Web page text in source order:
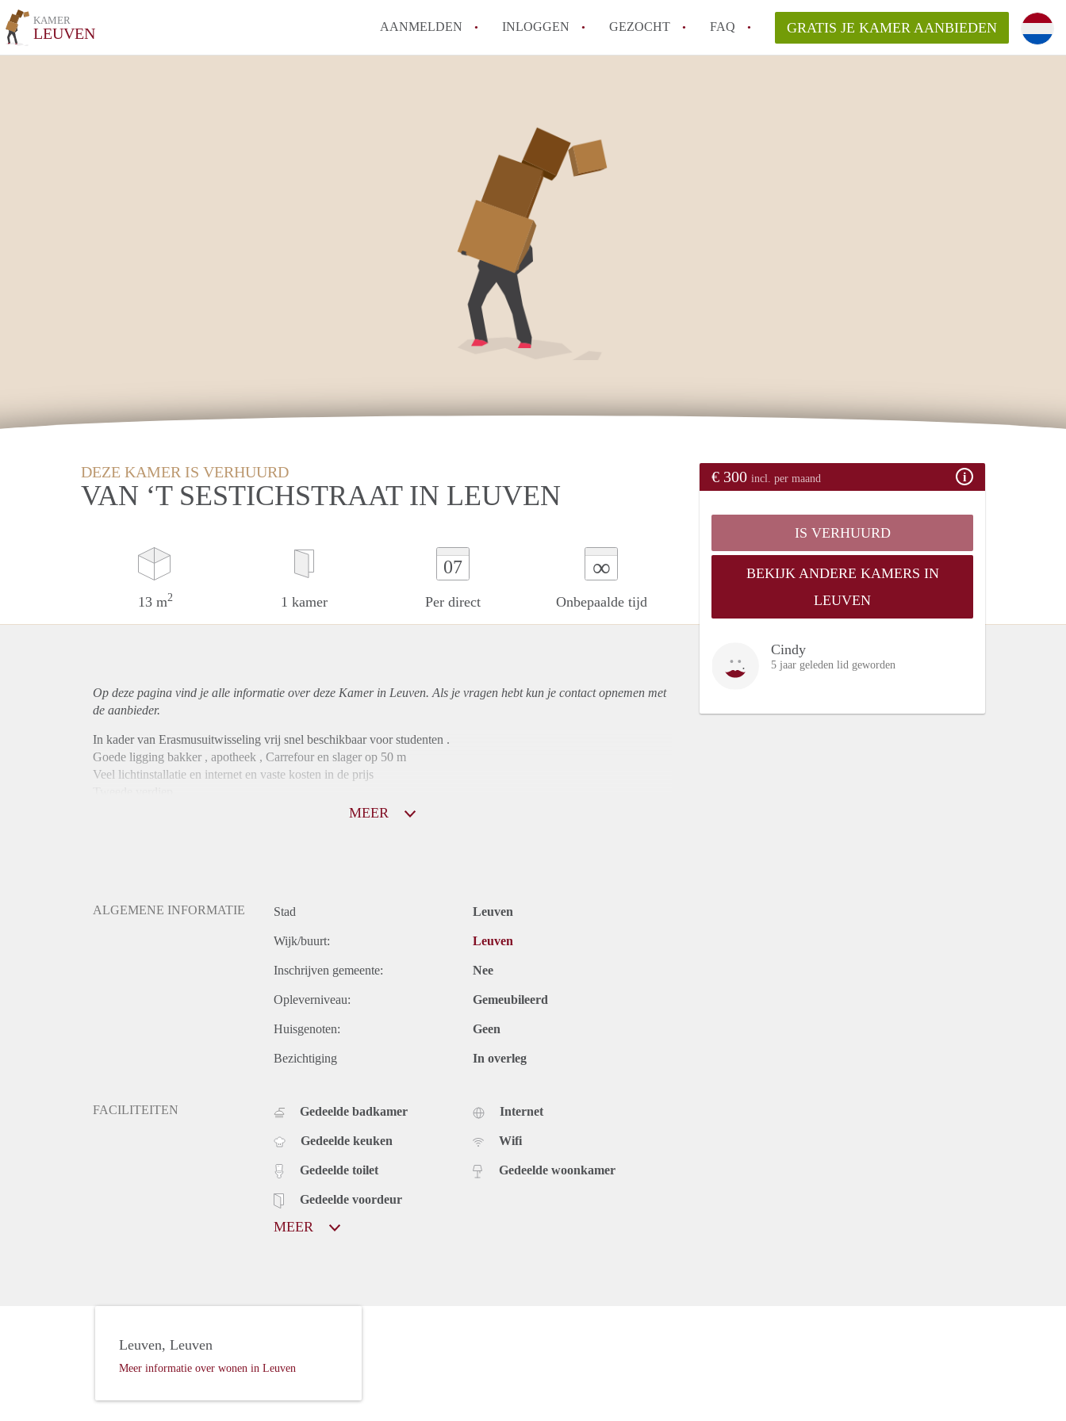
KAMER
LEUVEN AANMELDEN INLOGGEN GEZOCHT FAQ
Waar kan ik opletten tijdens een bezichtiging van een Kot in Leuven?
Kan ik mijn eigen huurcontract maken voor mijn kot in Leuven?
GRATIS JE KAMER AANBIEDEN
DEZE KAMER IS VERHUURD
VAN ‘T SESTICHSTRAAT IN LEUVEN
13 m2 1 kamer
07
Per direct
∞
Onbepaalde tijd
€ 300 incl. per maand
IS VERHUURD
BEKIJK ANDERE KAMERS IN
LEUVEN
Cindy
5 jaar geleden lid geworden
Op deze pagina vind je alle informatie over deze Kamer in Leuven. Als je vragen hebt kun je contact opnemen met
de aanbieder.
In kader van Erasmusuitwisseling vrij snel beschikbaar voor studenten .
Goede ligging bakker , apotheek , Carrefour en slager op 50 m
Veel lichtinstallatie en internet en vaste kosten in de prijs
MEER
ALGEMENE INFORMATIE Stad Leuven
Wijk/buurt: Leuven
Inschrijven gemeente: Nee
Opleverniveau: Gemeubileerd
Huisgenoten: Geen
Bezichtiging In overleg
FACILITEITEN Gedeelde badkamer
Gedeelde keuken
Gedeelde toilet
Gedeelde voordeur
Internet
Wifi
Gedeelde woonkamer
MEER
Leuven, Leuven
Meer informatie over wonen in Leuven